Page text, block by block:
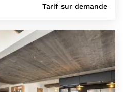
Tarif sur demande